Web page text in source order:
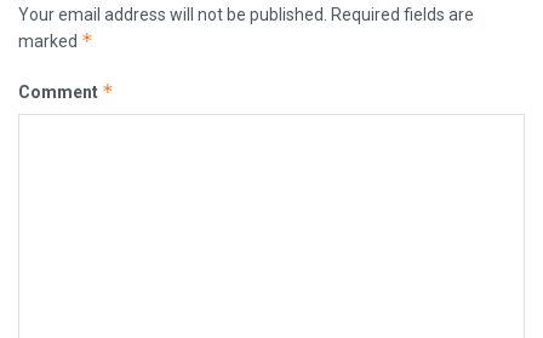
Your email address will not be published.
Required fields are
marked *
Comment *